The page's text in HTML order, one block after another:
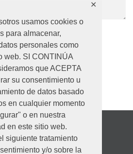
usamos cookies o
para almacenar,
personales como
web. SI CONTINÚA
que ACEPTA
su consentimiento u
de datos basado
en cualquier momento
o en nuestra
en este sitio web.
siguiente tratamiento
y/o sobre la
✕